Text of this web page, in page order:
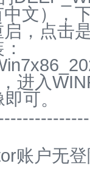
中文），
，点击
进入
可。
账户无